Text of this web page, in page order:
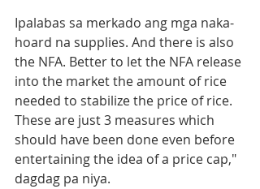
Ipalabas sa merkado ang mga naka-
hoard na supplies. And there is also
the NFA. Better to let the NFA release
into the market the amount of rice
needed to stabilize the price of rice.
These are just 3 measures which
should have been done even before
entertaining the idea of a price cap,"
dagdag pa niya.